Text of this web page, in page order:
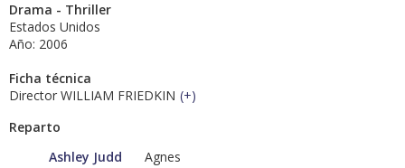
Drama - Thriller
Estados Unidos
Año: 2006
Ficha técnica
Director WILLIAM FRIEDKIN (+)
Reparto
Ashley Judd
Agnes